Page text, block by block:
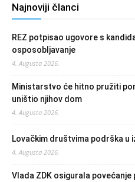
Najnoviji članci
REZ potpisao ugovore s
osposobljavanje
4. Augusta 2026.
Ministarstvo će hitno pružiti
uništio njihov dom
4. Augusta 2026.
Lovačkim društvima podrška u
4. Augusta 2026.
Vlada ZDK osigurala povećanje